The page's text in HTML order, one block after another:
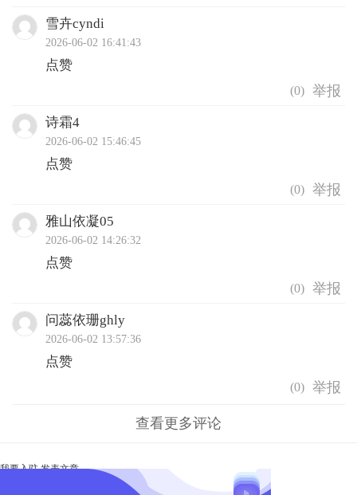
雪卉cyndi
2026-06-02 16:41:43
点赞
(0)
诗霜4
2026-06-02 15:46:45
点赞
(0)
雅山依凝05
2026-06-02 14:26:32
点赞
(0)
问蕊依珊ghly
2026-06-02 13:57:36
点赞
(0)
查看更多评论
我要入驻 发表文章